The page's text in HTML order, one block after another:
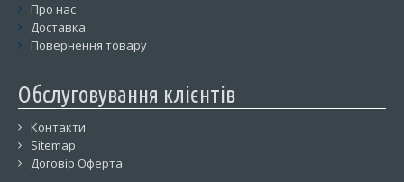
Про нас
Доставка
Повернення товару
Обслуговування клієнтів
Контакти
Sitemap
Договір Оферта